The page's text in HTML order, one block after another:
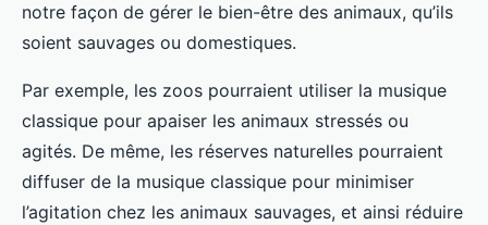
notre façon de gérer le bien-être des animaux, qu’ils
soient sauvages ou domestiques.
Par exemple, les zoos pourraient utiliser la musique
classique pour apaiser les animaux stressés ou
agités. De même, les réserves naturelles pourraient
diffuser de la musique classique pour minimiser
l’agitation chez les animaux sauvages, et ainsi réduire